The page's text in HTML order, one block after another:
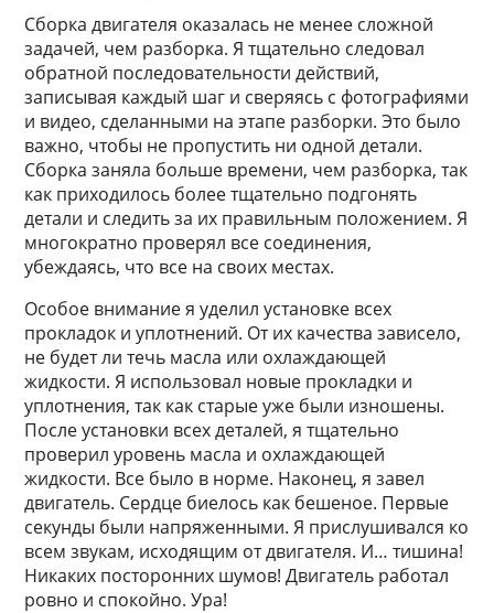
Сборка двигателя оказалась не менее сложной
задачей, чем разборка. Я тщательно следовал
обратной последовательности действий,
записывая каждый шаг и сверяясь с фотографиями
и видео, сделанными на этапе разборки. Это было
важно, чтобы не пропустить ни одной детали.
Сборка заняла больше времени, чем разборка, так
как приходилось более тщательно подгонять
детали и следить за их правильным положением. Я
многократно проверял все соединения,
убеждаясь, что все на своих местах.
Особое внимание я уделил установке всех
прокладок и уплотнений. От их качества зависело,
не будет ли течь масла или охлаждающей
жидкости. Я использовал новые прокладки и
уплотнения, так как старые уже были изношены.
После установки всех деталей, я тщательно
проверил уровень масла и охлаждающей
жидкости. Все было в норме. Наконец, я завел
двигатель. Сердце биелось как бешеное. Первые
секунды были напряженными. Я прислушивался ко
всем звукам, исходящим от двигателя. И… тишина!
Никаких посторонних шумов! Двигатель работал
ровно и спокойно. Ура!